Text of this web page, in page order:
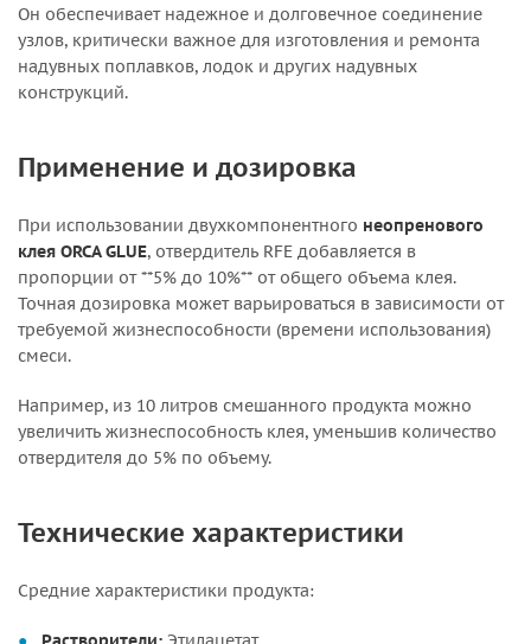
Он обеспечивает надежное и долговечное соединение
узлов, критически важное для изготовления и ремонта
надувных поплавков, лодок и других надувных
конструкций.
Применение и дозировка
При использовании двухкомпонентного неопренового
клея ORCA GLUE, отвердитель RFE добавляется в
пропорции от **5% до 10%** от общего объема клея.
Точная дозировка может варьироваться в зависимости от
требуемой жизнеспособности (времени использования)
смеси.
Например, из 10 литров смешанного продукта можно
увеличить жизнеспособность клея, уменьшив количество
отвердителя до 5% по объему.
Технические характеристики
Средние характеристики продукта: